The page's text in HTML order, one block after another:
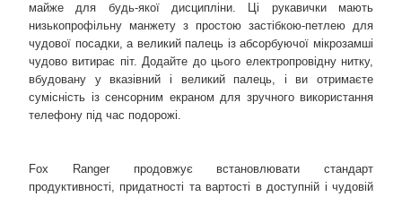
майже для будь-якої дисципліни. Ці рукавички мають
низькопрофільну манжету з простою застібкою-петлею для
чудової посадки, а великий палець із абсорбуючої мікрозамші
чудово витирає піт. Додайте до цього електропровідну нитку,
вбудовану у вказівний і великий палець, і ви отримаєте
сумісність із сенсорним екраном для зручного використання
телефону під час подорожі.
Fox Ranger продовжує встановлювати стандарт
продуктивності, придатності та вартості в доступній і чудовій